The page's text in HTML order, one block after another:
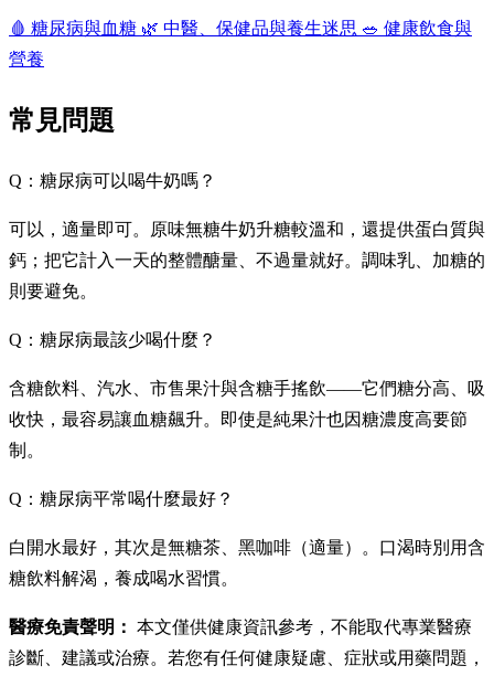
🩸 糖尿病與血糖 🌿 中醫、保健品與養生迷思 🥗 健康飲食與
營養
常見問題
Q：糖尿病可以喝牛奶嗎？
可以，適量即可。原味無糖牛奶升糖較溫和，還提供蛋白質與
鈣；把它計入一天的整體醣量、不過量就好。調味乳、加糖的
則要避免。
Q：糖尿病最該少喝什麼？
含糖飲料、汽水、市售果汁與含糖手搖飲——它們糖分高、吸
收快，最容易讓血糖飆升。即使是純果汁也因糖濃度高要節
制。
Q：糖尿病平常喝什麼最好？
白開水最好，其次是無糖茶、黑咖啡（適量）。口渴時別用含
糖飲料解渴，養成喝水習慣。
醫療免責聲明： 本文僅供健康資訊參考，不能取代專業醫療
診斷、建議或治療。若您有任何健康疑慮、症狀或用藥問題，